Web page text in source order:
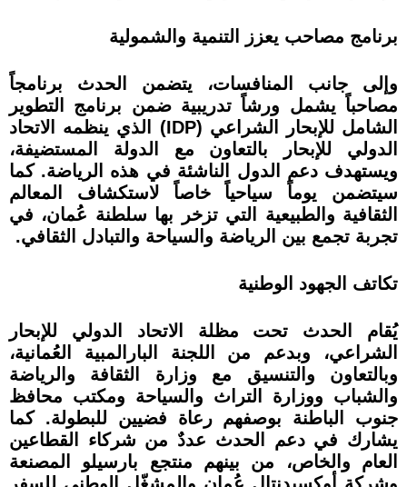
برنامج مصاحب يعزز التنمية والشمولية
وإلى جانب المنافسات، يتضمن الحدث برنامجاً
مصاحباً يشمل ورشاً تدريبية ضمن برنامج التطوير
الشامل للإبحار الشراعي (IDP) الذي ينظمه الاتحاد
الدولي للإبحار بالتعاون مع الدولة المستضيفة،
ويستهدف دعم الدول الناشئة في هذه الرياضة. كما
سيتضمن يوماً سياحياً خاصاً لاستكشاف المعالم
الثقافية والطبيعية التي تزخر بها سلطنة عُمان، في
تجربة تجمع بين الرياضة والسياحة والتبادل الثقافي.
تكاتف الجهود الوطنية
يُقام الحدث تحت مظلة الاتحاد الدولي للإبحار
الشراعي، وبدعم من اللجنة البارالمبية العُمانية،
وبالتعاون والتنسيق مع وزارة الثقافة والرياضة
والشباب ووزارة التراث والسياحة ومكتب محافظ
جنوب الباطنة بوصفهم رعاة فضيين للبطولة. كما
يشارك في دعم الحدث عددٌ من شركاء القطاعين
العام والخاص، من بينهم منتجع بارسيلو المصنعة